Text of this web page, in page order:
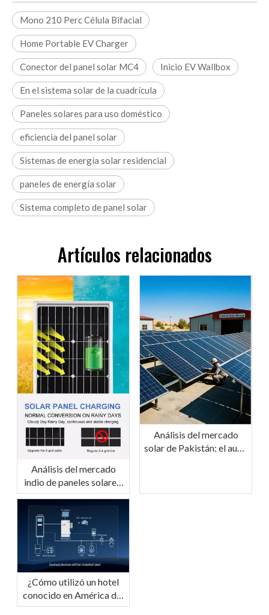
Mono 210 Perc Célula Bifacial
Home Portable EV Charger
Conector del panel solar MC4 Inicio EV Wallbox
En el sistema solar de la cuadrícula
Paneles solares para uso doméstico
eficiencia del panel solar
Sistemas de energía solar residencial
paneles de energía solar
Sistema completo de panel solar
Artículos relacionados
Análisis del mercado
indio de paneles solares:
un centro mundial de
energía solar en ascenso
Introducción
Análisis del mercado
solar de Pakistán: el auge
¿Cómo utilizó un hotel
conocido en América del
Norte nuestro sistema de